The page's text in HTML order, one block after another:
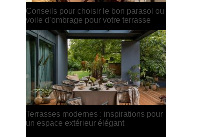
Terrasse bohème : inspirations pour un
extérieur chaleureux
Déco terrasse pas chère : nos
meilleures idées DIY